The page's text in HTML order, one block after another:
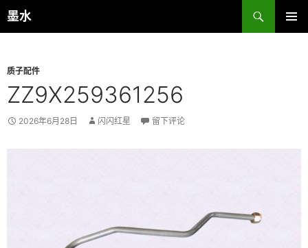
跳
至
墨水
搜
索
质子配件
ZZ9X259361256
2026年6月28日 闪闪红星 留下评论